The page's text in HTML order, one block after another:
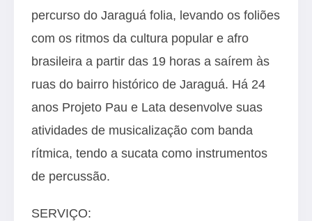
percurso do Jaraguá folia, levando os foliões
com os ritmos da cultura popular e afro
brasileira a partir das 19 horas a saírem às
ruas do bairro histórico de Jaraguá. Há 24
anos Projeto Pau e Lata desenvolve suas
atividades de musicalização com banda
rítmica, tendo a sucata como instrumentos
de percussão.
SERVIÇO: